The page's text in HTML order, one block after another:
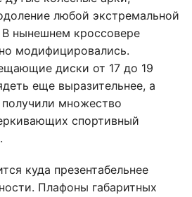
любой экстремальной
В нынешнем кроссовере
модифицировались.
диски от 17 до 19
еще выразительнее, а
множество
спортивный
куда презентабельнее
Плафоны габаритных